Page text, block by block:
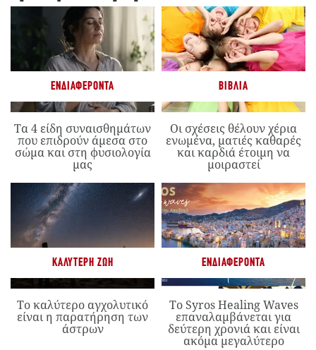
ΕΝΔΙΑΦΈΡΟΝΤΑ
Τα 4 είδη συναισθημάτων
που επιδρούν άμεσα στο
σώμα και στη φυσιολογία
μας
ΒΙΒΛΊΑ
Οι σχέσεις θέλουν χέρια
ενωμένα, ματιές καθαρές
και καρδιά έτοιμη να
μοιραστεί
ΚΑΛΎΤΕΡΗ ΖΩΉ
Το καλύτερο αγχολυτικό
είναι η παρατήρηση των
άστρων
ΕΝΔΙΑΦΈΡΟΝΤΑ
Το Syros Healing Waves
επαναλαμβάνεται για
δεύτερη χρονιά και είναι
ακόμα μεγαλύτερο